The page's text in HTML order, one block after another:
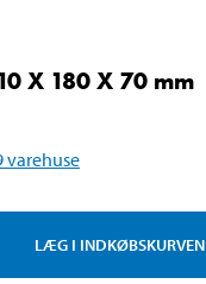
X 180 X 70 mm
varehuse
LÆG I INDKØBSKURVEN